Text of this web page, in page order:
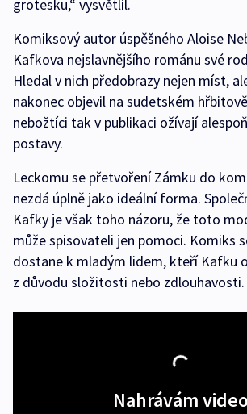
grotesku,“ vysvětlil.
Komiksový autor úspěšného Aloise
Kafkova nejslavnějšího románu své
Hledal v nich předobrazy nejen míst,
nakonec objevil na sudetském
nebožtíci tak v publikaci ožívají
postavy.
Leckomu se přetvoření Zámku do
nezdá úplně jako ideální forma.
Kafky je však toho názoru, že toto
může spisovateli jen pomoci. Komiks
dostane k mladým lidem, kteří Kafku
z důvodu složitosti nebo zdlouhavosti.
Nahrávám video